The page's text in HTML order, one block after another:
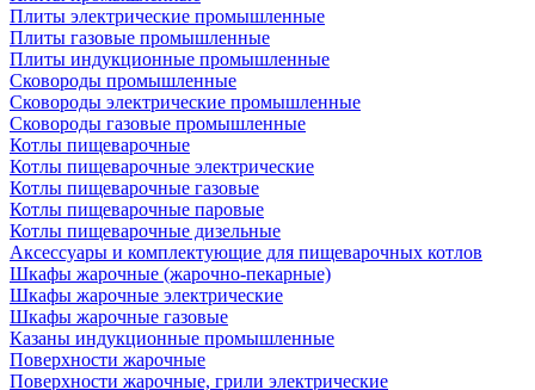
Плиты электрические промышленные
Плиты газовые промышленные
Плиты индукционные промышленные
Сковороды промышленные
Сковороды электрические промышленные
Сковороды газовые промышленные
Котлы пищеварочные
Котлы пищеварочные электрические
Котлы пищеварочные газовые
Котлы пищеварочные паровые
Котлы пищеварочные дизельные
Аксессуары и комплектующие для пищеварочных котлов
Шкафы жарочные (жарочно-пекарные)
Шкафы жарочные электрические
Шкафы жарочные газовые
Казаны индукционные промышленные
Поверхности жарочные
Поверхности жарочные, грили электрические